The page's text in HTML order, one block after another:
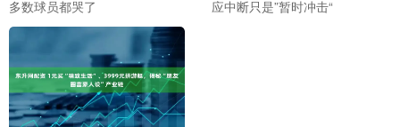
多数球员都哭了
应中断只是”暂时冲击“